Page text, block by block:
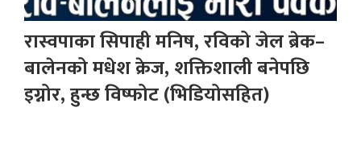
रास्वपाका सिपाही मनिष, रविको जेल ब्रेक–
बालेनको मधेश क्रेज, शक्तिशाली बनेपछि
इग्नोर, हुन्छ विष्फोट (भिडियोसहित)